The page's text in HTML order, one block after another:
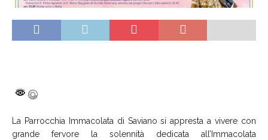
La Parrocchia Immacolata di Saviano si appresta a vivere con
grande fervore la solennità dedicata all’Immacolata